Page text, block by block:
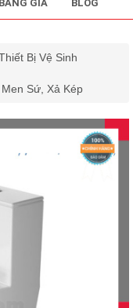
BẢNG GIÁ BLOG
Bị Vệ Sinh
Sứ, Xả Kép